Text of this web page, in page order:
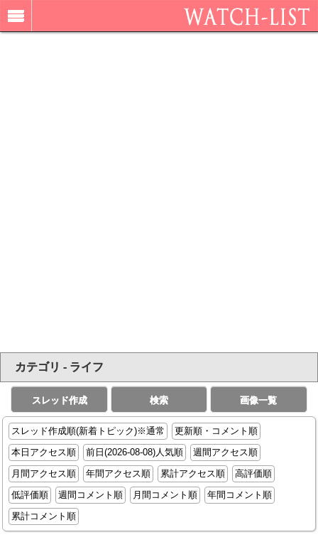
カテゴリ - ライフ
スレッド作成 検索 画像一覧
スレッド作成順(新着トピック)※通常
更新順・コメント順
本日アクセス順
前日(2026-08-08)人気順
週間アクセス順
月間アクセス順
年間アクセス順 累計アクセス順
高評価順
低評価順
週間コメント順 月間コメント順
年間コメント順
累計コメント順